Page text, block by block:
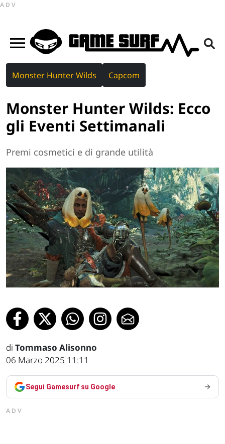
ADV
Monster Hunter Wilds Capcom
Monster Hunter Wilds: Ecco
gli Eventi Settimanali
Premi cosmetici e di grande utilità
di Tommaso Alisonno
06 Marzo 2025 11:11
Segui Gamesurf su Google
ADV